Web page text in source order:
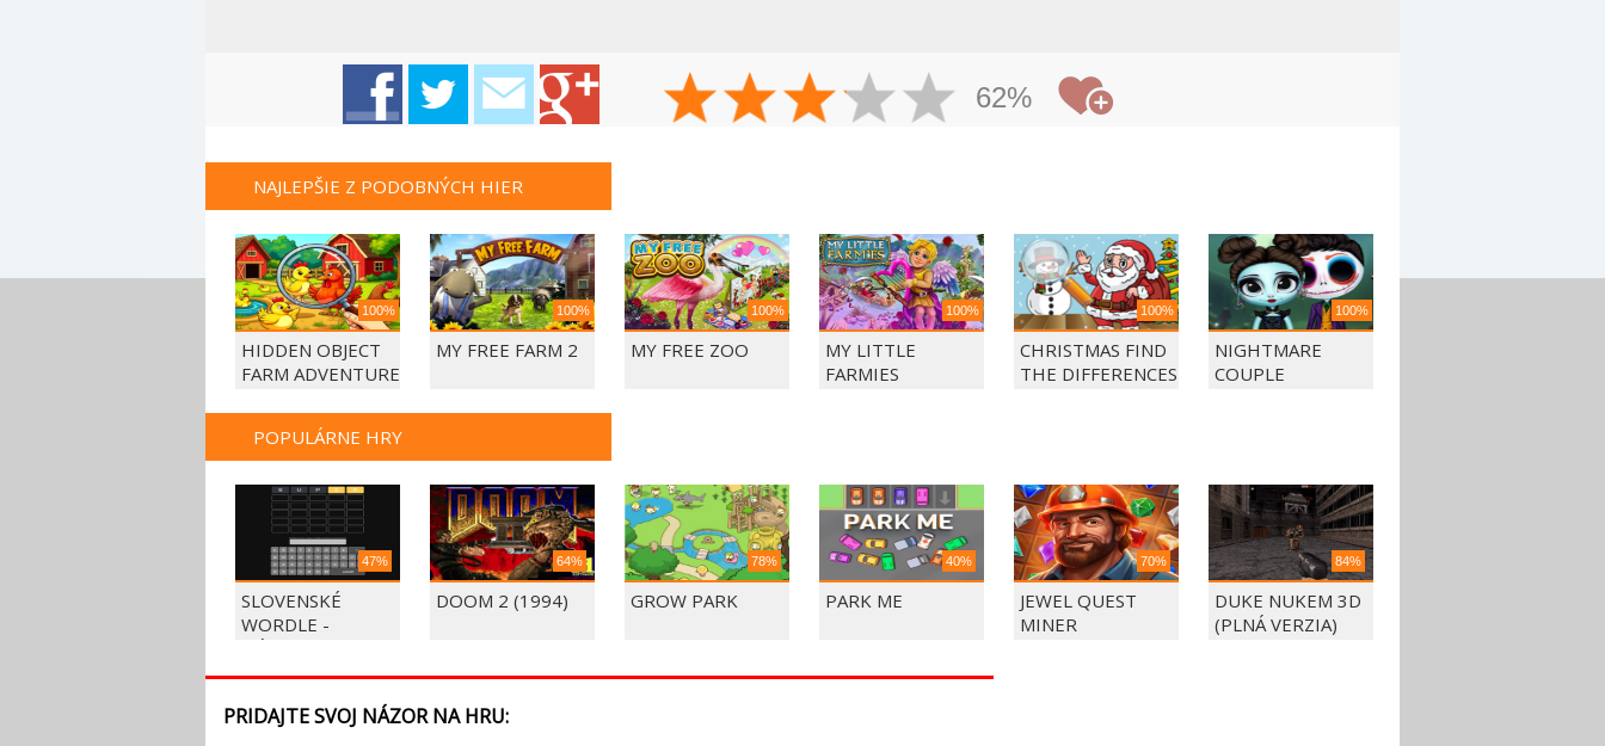
62%
NAJLEPŠIE Z PODOBNÝCH HIER
100%
HIDDEN OBJECT
FARM ADVENTURE
100%
MY FREE FARM 2
100%
MY FREE ZOO
100%
MY LITTLE
FARMIES
100%
CHRISTMAS FIND
THE DIFFERENCES
100%
NIGHTMARE
COUPLE
POPULÁRNE HRY
47%
SLOVENSKÉ
WORDLE -
64%
DOOM 2 (1994)
78%
GROW PARK
40%
PARK ME
70%
JEWEL QUEST
MINER
84%
DUKE NUKEM 3D
(PLNÁ VERZIA)
PRIDAJTE SVOJ NÁZOR NA HRU: